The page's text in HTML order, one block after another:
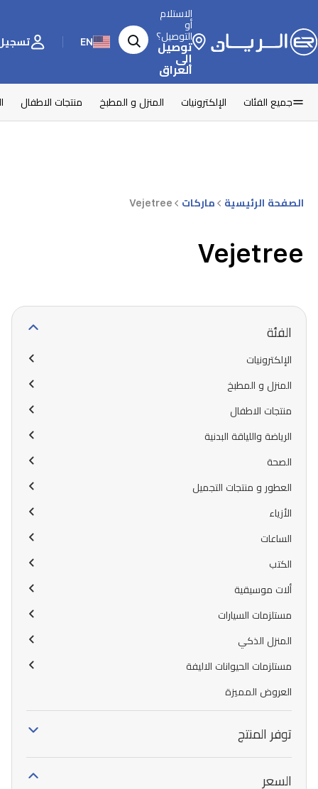
الاستلام
أو
التوصيل؟
توصيل
إلى
العراق
EN تسجيل
جميع الفئات الإلكترونيات المنزل و المطبخ منتجات الاطفال
الصفحة الرئيسية ماركات Vejetree
Vejetree
الفئة
الإلكترونيات
المنزل و المطبخ
منتجات الاطفال
الرياضة واللياقة البدنية
الصحة
العطور و منتجات التجميل
الأزياء
الساعات
الكتب
ألات موسيقية
مستلزمات السيارات
المنزل الذكي
مستلزمات الحيوانات الاليفة
العروض المميزة
توفر المنتج
السعر